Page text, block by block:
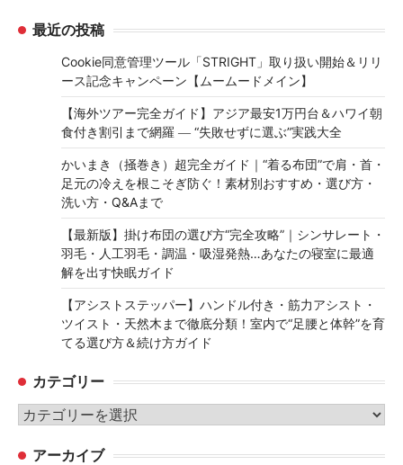
最近の投稿
Cookie同意管理ツール「STRIGHT」取り扱い開始＆リリ
ース記念キャンペーン【ムームードメイン】
【海外ツアー完全ガイド】アジア最安1万円台＆ハワイ朝
食付き割引まで網羅 ― “失敗せずに選ぶ”実践大全
かいまき（掻巻き）超完全ガイド｜“着る布団”で肩・首・
足元の冷えを根こそぎ防ぐ！素材別おすすめ・選び方・
洗い方・Q&Aまで
【最新版】掛け布団の選び方“完全攻略”｜シンサレート・
羽毛・人工羽毛・調温・吸湿発熱…あなたの寝室に最適
解を出す快眠ガイド
【アシストステッパー】ハンドル付き・筋力アシスト・
ツイスト・天然木まで徹底分類！室内で“足腰と体幹”を育
てる選び方＆続け方ガイド
カテゴリー
カ
ゴ アーカイブ